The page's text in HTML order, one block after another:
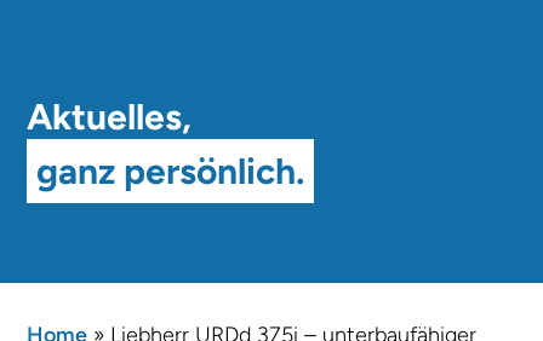
Aktuelles,
ganz persönlich.
Home » Liebherr URDd 375i – unterbaufähiger